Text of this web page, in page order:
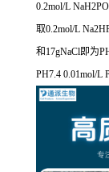
0.2mol/L
取0.2mol/L
和17gNaCl即为
PH7.4 0.01mol/L